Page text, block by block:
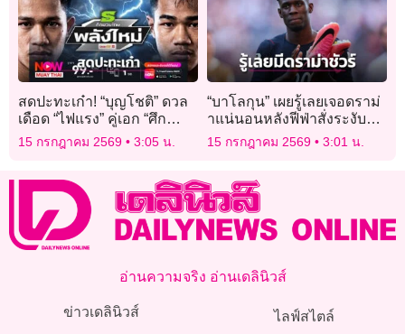
สดปะทะเก๋า! “บุญโชติ” ดวล
เดือด “ไฟแรง” คู่เอก “ศึก
มวยไทยพลังใหม่”
15 กรกฎาคม 2569 3:05 น.
“บาโลกุน” เผยรู้เลยเจอดราม่
าแน่นอนหลังฟีฟ่าสั่งระงับ
โทษแบน
15 กรกฎาคม 2569 3:01 น.
อ่านความจริง อ่านเดลินิวส์
ข่าวเดลินิวส์
ไลฟ์สไตล์